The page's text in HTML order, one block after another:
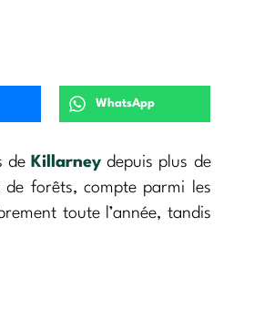
WhatsApp
de Killarney depuis plus de
de forêts, compte parmi les
toute l’année, tandis